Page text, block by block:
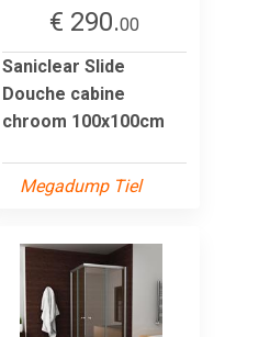
€ 290.00
Saniclear Slide
Douche cabine
chroom 100x100cm
Megadump Tiel